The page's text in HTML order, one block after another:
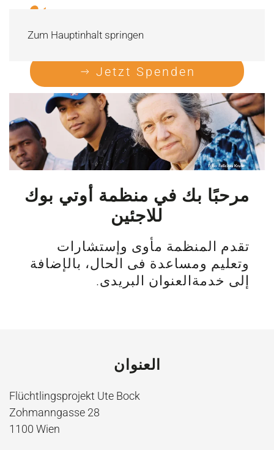
Zum Hauptinhalt springen
Jetzt Spenden
مرحبًا بك في منظمة أوتي بوك
للاجئين
تقدم المنظمة مأوى وإستشارات
وتعليم ومساعدة فی الحال، بالإضافة
إلى خدمةالعنوان البريدى.
العنوان
Flüchtlingsprojekt Ute Bock
Zohmanngasse 28
1100 Wien